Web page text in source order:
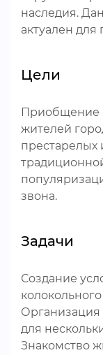
наследия.
актуален для
Цели
Приобщение
жителей
престарелых
звона.
Задачи
Создание
Организация
для
Знакомство